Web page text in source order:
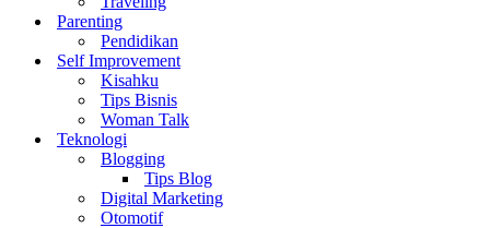
Parenting
Pendidikan
Self Improvement
Kisahku
Tips Bisnis
Woman Talk
Teknologi
Blogging
Tips Blog
Digital Marketing
Otomotif